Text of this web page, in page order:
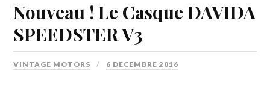
Nouveau ! Le Casque DAVIDA
SPEEDSTER V3
VINTAGE MOTORS 6 DÉCEMBRE 2016